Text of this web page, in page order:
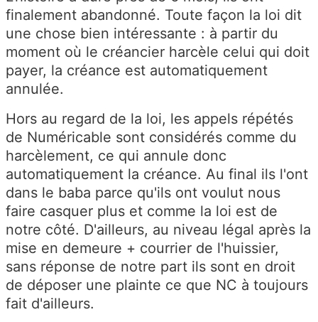
finalement abandonné. Toute façon la loi dit
une chose bien intéressante : à partir du
moment où le créancier harcèle celui qui doit
payer, la créance est automatiquement
annulée.
Hors au regard de la loi, les appels répétés
de Numéricable sont considérés comme du
harcèlement, ce qui annule donc
automatiquement la créance. Au final ils l'ont
dans le baba parce qu'ils ont voulut nous
faire casquer plus et comme la loi est de
notre côté. D'ailleurs, au niveau légal après la
mise en demeure + courrier de l'huissier,
sans réponse de notre part ils sont en droit
de déposer une plainte ce que NC à toujours
fait d'ailleurs.